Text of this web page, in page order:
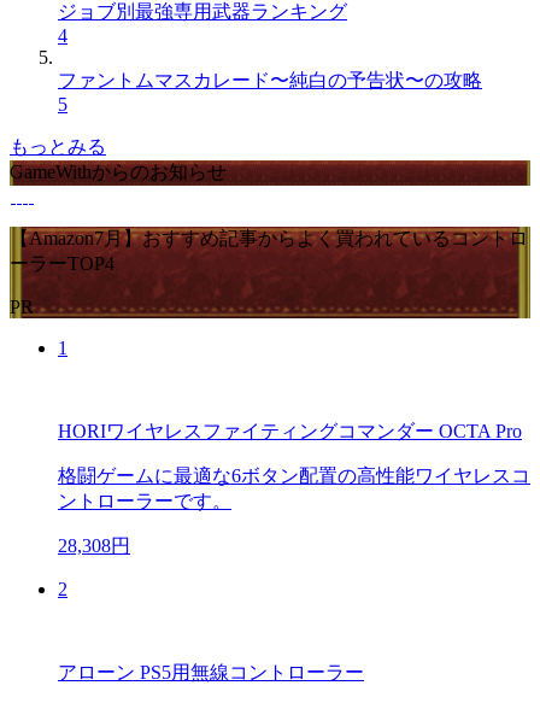
ジョブ別最強専用武器ランキング
4
ファントムマスカレード〜純白の予告状〜の攻略
5
もっとみる
GameWithからのお知らせ
【Amazon7月】おすすめ記事からよく買われているコントロ
ーラーTOP4
PR
1
HORIワイヤレスファイティングコマンダー OCTA Pro
格闘ゲームに最適な6ボタン配置の高性能ワイヤレスコ
ントローラーです。
28,308円
2
アローン PS5用無線コントローラー